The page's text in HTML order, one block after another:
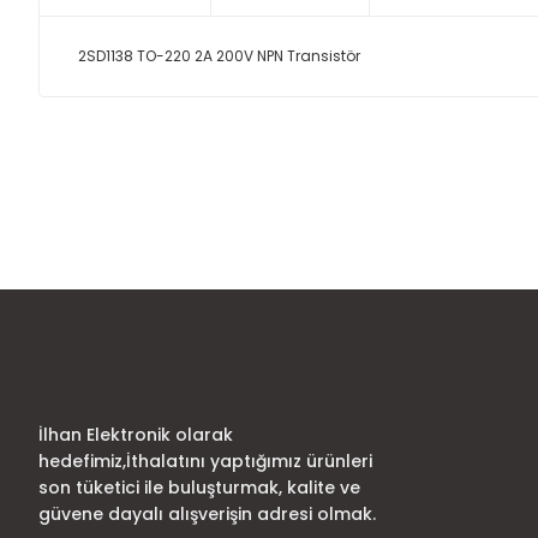
2SD1138 TO-220 2A 200V NPN Transistör
Ürün bilgilerinde hatalar bulunuyor.
İlhan Elektronik olarak
hedefimiz,İthalatını yaptığımız ürünleri
son tüketici ile buluşturmak, kalite ve
güvene dayalı alışverişin adresi olmak.